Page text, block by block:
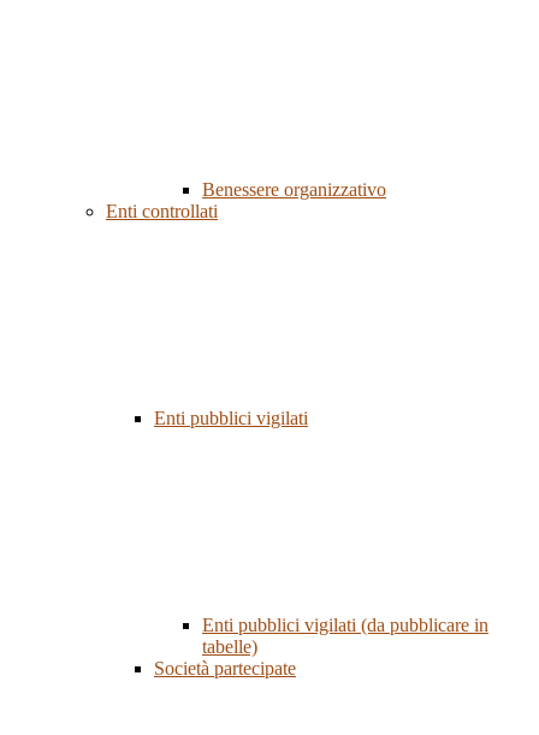
Benessere organizzativo
Enti controllati
Enti pubblici vigilati
Enti pubblici vigilati (da pubblicare in
tabelle)
Società partecipate